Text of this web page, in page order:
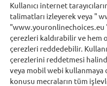
Kullanıcı internet
talimatları izleyerek veya "
"www.youronlinechoices.eu
çerezleri kaldırabilir ve hem
çerezleri reddedebilir.
çerezlerini reddetmesi
veya mobil webi kullanmaya
konusu mecraların tüm